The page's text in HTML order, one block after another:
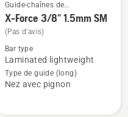
Voir
plus
détails
sur
Guide-chaînes de
tronçonneuses
X-Force 3/8" 1.5mm SM
(Pas d'avis)
Bar type
Laminated lightweight
Type de guide (long)
Nez avec pignon